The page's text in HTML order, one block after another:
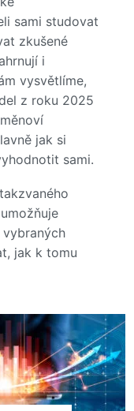
sami studovat
zkušené
i
vysvětlíme,
z roku 2025
jak si
sami.
jak k tomu